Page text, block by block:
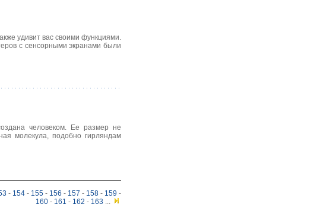
удивит вас своими функциями.
с сенсорными экранами были
человеком. Ее размер не
молекула, подобно гирляндам
- 154 - 155 - 156 - 157 - 158 - 159 -
160 - 161 - 162 - 163 ...